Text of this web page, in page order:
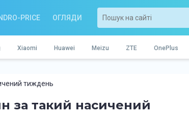
PRICE ОГЛЯДИ
Xiaomi Huawei Meizu ZTE OnePlus
тиждень
за такий насичений